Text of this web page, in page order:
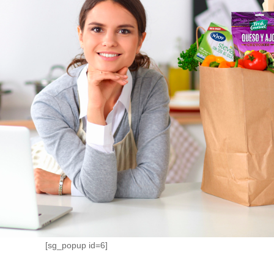
[sg_popup id=6]
© 2026 Sugar Foods De Mexico. |